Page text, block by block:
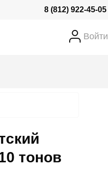
8 (812) 922-45-05
Войти
тонов